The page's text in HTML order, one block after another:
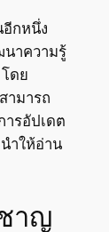
อีกหนึ่ง
าความรู้
ดย
ามารถ
ารอัปเดต
ำให้อ่าน
าญ